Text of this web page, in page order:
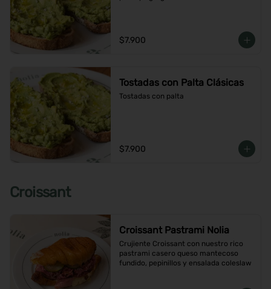
$7.900
Tostadas con Palta Clásicas
Tostadas con palta
$7.900
Croissant
Croissant Pastrami Nolia
Crujiente Croissant con nuestro rico
pastrami casero queso mantecoso
fundido, pepinillos y ensalada coleslaw